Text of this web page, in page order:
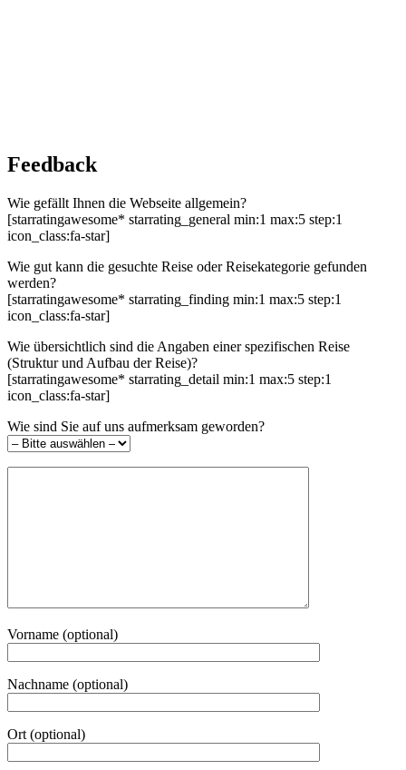
Feedback
Wie gefällt Ihnen die Webseite allgemein?
[starratingawesome* starrating_general min:1 max:5 step:1
icon_class:fa-star]
Wie gut kann die gesuchte Reise oder Reisekategorie gefunden
werden?
[starratingawesome* starrating_finding min:1 max:5 step:1
icon_class:fa-star]
Wie übersichtlich sind die Angaben einer spezifischen Reise
(Struktur und Aufbau der Reise)?
[starratingawesome* starrating_detail min:1 max:5 step:1
icon_class:fa-star]
Wie sind Sie auf uns aufmerksam geworden?
Vorname (optional)
Nachname (optional)
Ort (optional)